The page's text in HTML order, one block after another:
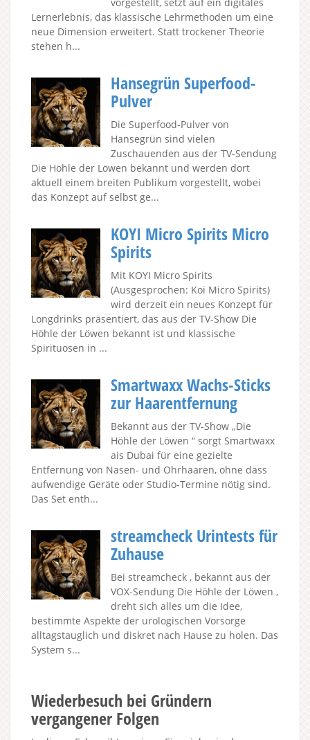
Lernerlebnis, das klassische Lehrmethoden um eine
neue Dimension erweitert. Statt trockener Theorie
stehen h...
Hansegrün Superfood-
Pulver
Die Superfood-Pulver von
Hansegrün sind vielen
Zuschauenden aus der TV-Sendung
Die Höhle der Löwen bekannt und werden dort
aktuell einem breiten Publikum vorgestellt, wobei
das Konzept auf selbst ge...
KOYI Micro Spirits Micro
Spirits
Mit KOYI Micro Spirits
(Ausgesprochen: Koi Micro Spirits)
wird derzeit ein neues Konzept für
Longdrinks präsentiert, das aus der TV-Show Die
Höhle der Löwen bekannt ist und klassische
Spirituosen in ...
Smartwaxx Wachs-Sticks
zur Haarentfernung
Bekannt aus der TV-Show „Die
Höhle der Löwen “ sorgt Smartwaxx
ais Dubai für eine gezielte
Entfernung von Nasen- und Ohrhaaren, ohne dass
aufwendige Geräte oder Studio-Termine nötig sind.
Das Set enth...
streamcheck Urintests für
Zuhause
Bei streamcheck , bekannt aus der
VOX-Sendung Die Höhle der Löwen ,
dreht sich alles um die Idee,
bestimmte Aspekte der urologischen Vorsorge
alltagstauglich und diskret nach Hause zu holen. Das
System s...
Wiederbesuch bei Gründern
vergangener Folgen